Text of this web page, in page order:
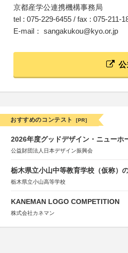
京都産学公連携機構事務局
tel : 075-229-6455 / fax : 075-211-
E-mail： sangakukou@kyo.or.jp
おすすめのコンテスト [PR]
2026年度グッドデザイン・ニューホ
公益財団法人日本デザイン振興会
栃木県立小山中等教育学校（仮称）
栃木県立小山高等学校
KANEMAN LOGO COMPETITION
株式会社カネマン